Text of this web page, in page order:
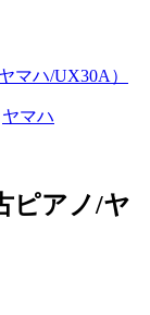
マハ/UX30A）
ヤマハ
ピアノ/ヤ